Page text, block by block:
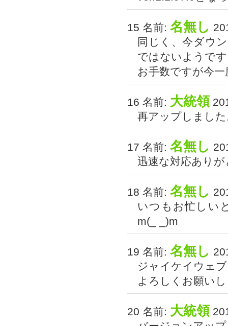
15 名前: 名無し
同じく、今ダウ
ではないようで
お手数ですが今
16 名前: 大統領
再アップしまし
17 名前: 名無し
迅速な対応あり
18 名前: 名無し
いつもお忙しい
m(_ _)m
19 名前: 名無し
ジャイケイウェ
よろしくお願い
20 名前: 大統領